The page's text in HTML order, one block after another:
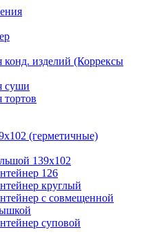
конд. изделий (Коррексы
суши
тортов
(герметичные)
139х102
126
круглый
с совмещенной
суповой